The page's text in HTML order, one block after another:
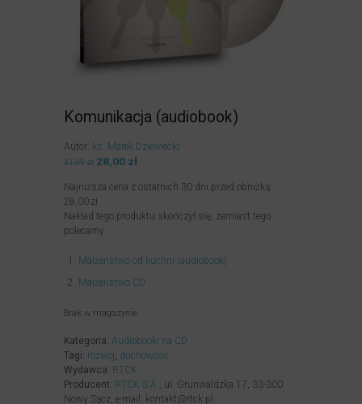
Komunikacja (audiobook)
Autor: ks. Marek Dziewiecki
31,99zł Pierwotna
wynosiła:
31,99zł.
28,00 złAktualna
wynosi:
Najniższa cena z ostatnich 30 dni przed obniżką:
28,00 zł
Nakład tego produktu skończył się, zamiast tego
polecamy:
Małżeństwo od kuchni (audiobook)
Małżeństwo CD
Brak w magazynie
Kategoria: Audiobooki na CD
Tagi: rozwój, duchowość
Wydawca: RTCK
Producent: RTCK S.A., ul. Grunwaldzka 17, 33-300
Nowy Sącz, e-mail: kontakt@rtck.pl